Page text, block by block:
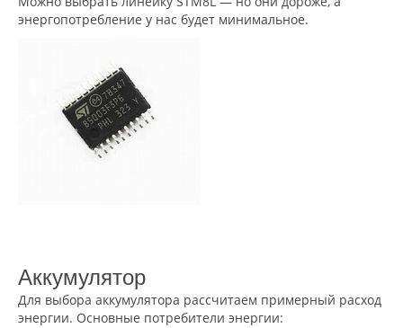
энергопотребление у нас будет минимальное.
Аккумулятор
Для выбора аккумулятора рассчитаем примерный расход
энергии. Основные потребители энергии: